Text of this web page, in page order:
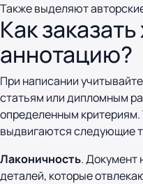
Также выделяют
Как
аннотацию?
При написании
статьям или дипломным
определенным критериям.
выдвигаются следующие
Лаконичность. Документ
деталей, которые